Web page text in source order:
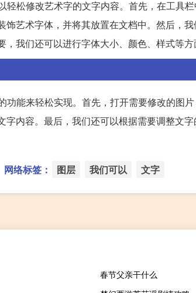
松修改艺术字的文字内容。首先，在工具
艺术字体，并将其放置在文档中。然后，
我们还可以进行字体大小、颜色、样式等方
功能来轻松实现。首先，打开需要修改的图
字内容。最后，我们还可以根据需要调整文
网络标签： 图层 我们可以 文字
春节父亲干什么